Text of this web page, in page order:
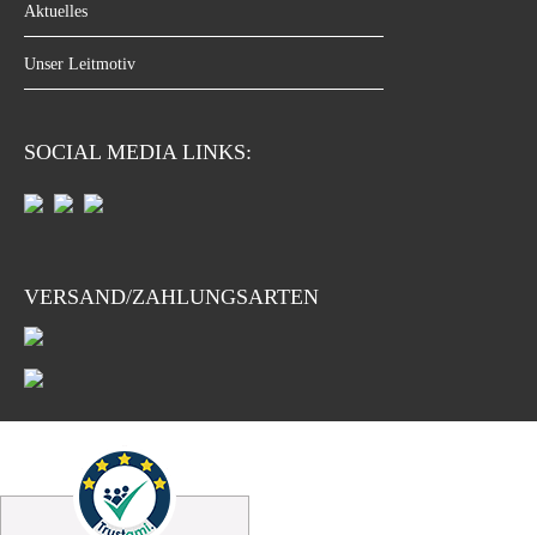
Aktuelles
Unser Leitmotiv
SOCIAL MEDIA LINKS:
VERSAND/ZAHLUNGSARTEN